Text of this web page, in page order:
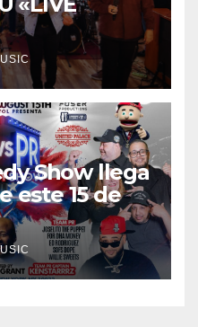
Show llega
este 15 de